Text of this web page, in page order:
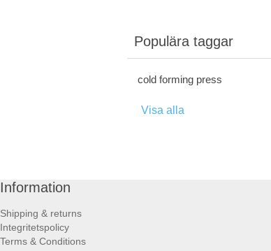
Populära taggar
cold forming press
Visa alla
Information
Shipping & returns
Integritetspolicy
Terms & Conditions